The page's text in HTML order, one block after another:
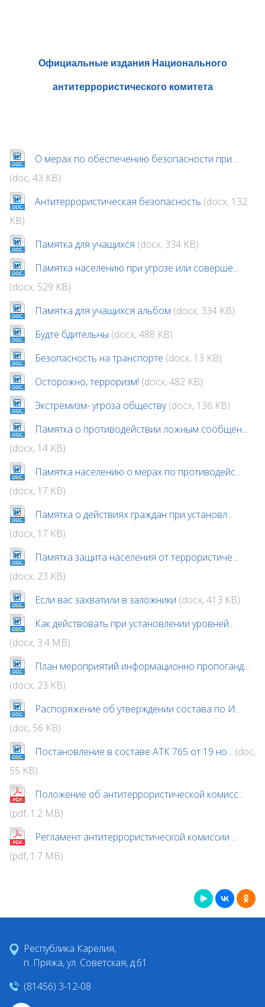
Официальные издания Национального
антитеррористического комитета
О мерах по обеспечению безопасности при ...
(doc, 43 KB)
Антитеррористическая безопасность (docx, 132
KB)
Памятка для учащихся (docx, 334 KB)
Памятка населению при угрозе или соверше...
(docx, 529 KB)
Памятка для учащихся альбом (docx, 334 KB)
Будте бдительны (docx, 488 KB)
Безопасность на транспорте (docx, 13 KB)
Осторожно, терроризм! (docx, 482 KB)
Экстремизм- угроза обществу (docx, 136 KB)
Памятка о противодействии ложным сообщен...
(docx, 14 KB)
Памятка населению о мерах по противодейс...
(docx, 17 KB)
Памятка о действиях граждан при установл...
(docx, 17 KB)
Памятка защита населения от террористиче...
(docx, 23 KB)
Если вас захватили в заложники (docx, 413 KB)
Как действовать при установлении уровней...
(docx, 3.4 MB)
План мероприятий информационно пропоганд...
(docx, 23 KB)
Распоряжение об утверждении состава по И...
(doc, 56 KB)
Постановление в составе АТК 765 от 19 но... (doc,
55 KB)
Положение об антитеррористической комисс...
(pdf, 1.2 MB)
Регламент антитеррористической комиссии ...
(pdf, 1.7 MB)
Республика Карелия,
п. Пряжа, ул. Советская, д.61
(81456) 3-12-08